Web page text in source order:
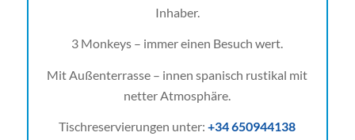
Inhaber.
3 Monkeys – immer einen Besuch wert.
Mit Außenterrasse – innen spanisch rustikal mit
netter Atmosphäre.
Tischreservierungen unter:+34 650944138